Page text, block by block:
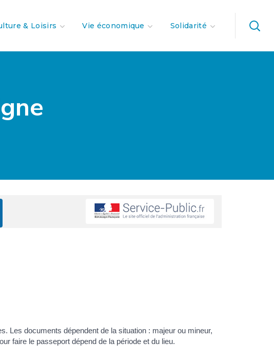
& Loisirs Vie économique Solidarité
Les documents dépendent de la situation : majeur ou mineur,
faire le passeport dépend de la période et du lieu.